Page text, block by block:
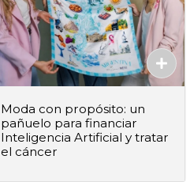
– +
Moda con propósito: un
pañuelo para financiar
Inteligencia Artificial y tratar
el cáncer